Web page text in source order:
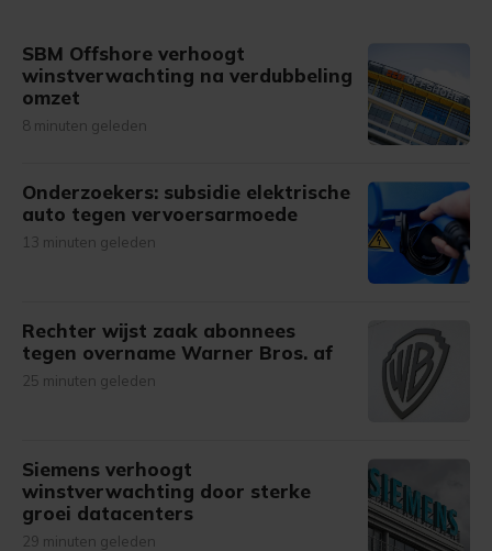
SBM Offshore verhoogt
winstverwachting na verdubbeling
omzet
8 minuten geleden
Onderzoekers: subsidie elektrische
auto tegen vervoersarmoede
13 minuten geleden
Rechter wijst zaak abonnees
tegen overname Warner Bros. af
25 minuten geleden
Siemens verhoogt
winstverwachting door sterke
groei datacenters
29 minuten geleden